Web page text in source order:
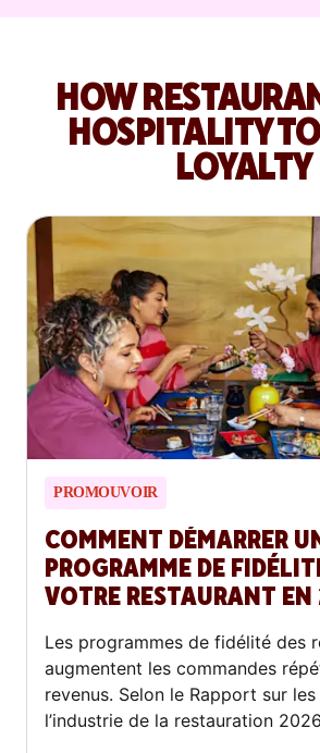
HOW
HOSPITALITY
LOYALTY
PROMOUVOIR
COMMENT DÉMARRER
PROGRAMME DE
VOTRE RESTAURANT
Les programmes de fidélité des
augmentent les commandes
revenus. Selon le Rapport sur
l’industrie de la restauration